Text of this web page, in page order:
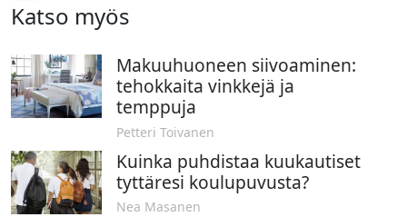
Katso myös
Makuuhuoneen siivoaminen:
tehokkaita vinkkejä ja
temppuja
Petteri Toivanen
Kuinka puhdistaa kuukautiset
tyttäresi koulupuvusta?
Nea Masanen